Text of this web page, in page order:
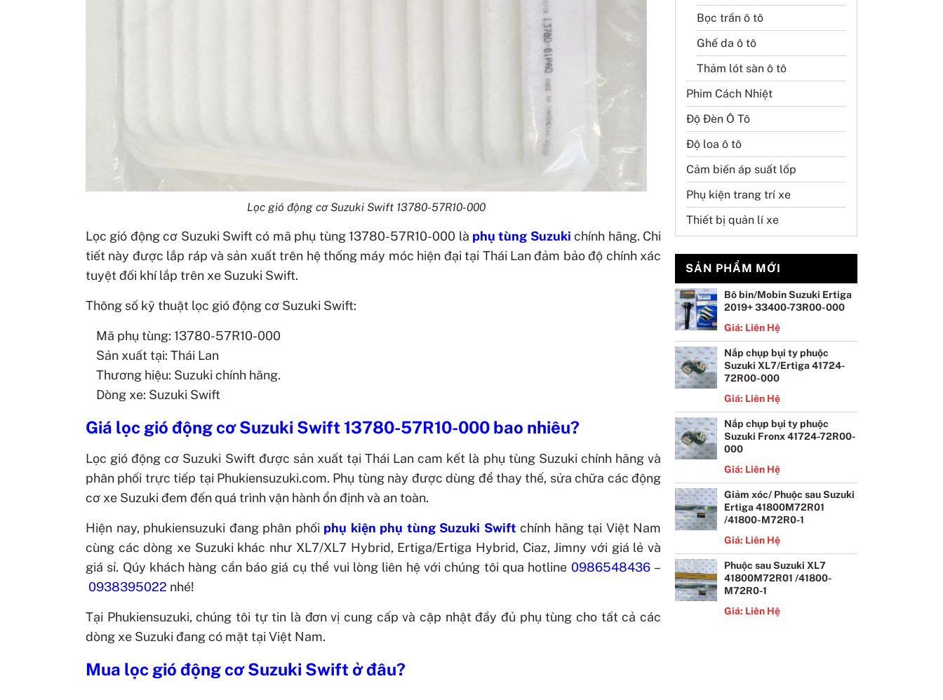
Lọc gió động cơ Suzuki Swift 13780-57R10-000
Lọc gió động cơ Suzuki Swift có mã phụ tùng 13780-57R10-000 là phụ tùng Suzuki chính hãng. Chi
tiết này được lắp ráp và sản xuất trên hệ thống máy móc hiện đại tại Thái Lan đảm bảo độ chính xác
tuyệt đối khí lắp trên xe Suzuki Swift.
Thông số kỹ thuật lọc gió động cơ Suzuki Swift:
Mã phụ tùng: 13780-57R10-000
Sản xuất tại: Thái Lan
Thương hiệu: Suzuki chính hãng.
Dòng xe: Suzuki Swift
Giá lọc gió động cơ Suzuki Swift 13780-57R10-000 bao nhiêu?
Lọc gió động cơ Suzuki Swift được sản xuất tại Thái Lan cam kết là phụ tùng Suzuki chính hãng và
phân phối trực tiếp tại Phukiensuzuki.com. Phụ tùng này được dùng để thay thế, sửa chữa các động
cơ xe Suzuki đem đến quá trình vận hành ổn định và an toàn.
Hiện nay, phukiensuzuki đang phân phối phụ kiện phụ tùng Suzuki Swift chính hãng tại Việt Nam
cùng các dòng xe Suzuki khác như XL7/XL7 Hybrid, Ertiga/Ertiga Hybrid, Ciaz, Jimny với giá lẻ và
giá sỉ. Qúy khách hàng cần báo giá cụ thể vui lòng liên hệ với chúng tôi qua hotline 0986548436–
0938395022 nhé!
Tại Phukiensuzuki, chúng tôi tự tin là đơn vị cung cấp và cập nhật đầy đủ phụ tùng cho tất cả các
dòng xe Suzuki đang có mặt tại Việt Nam.
Mua lọc gió động cơ Suzuki Swift ở đâu?
Bọc trần ô tô
Ghế da ô tô
Thảm lót sàn ô tô
Phim Cách Nhiệt
Độ Đèn Ô Tô
Độ loa ô tô
Cảm biến áp suất lốp
Phụ kiện trang trí xe
Thiết bị quản lí xe
SẢN PHẨM MỚI
Bô bin/Mobin Suzuki Ertiga
2019+ 33400-73R00-000
Giá: Liên Hệ
Nắp chụp bụi ty phuộc
Suzuki XL7/Ertiga 41724-
72R00-000
Giá: Liên Hệ
Nắp chụp bụi ty phuộc
Suzuki Fronx 41724-72R00-
000
Giá: Liên Hệ
Giảm xóc/ Phuộc sau Suzuki
Ertiga 41800M72R01
/41800-M72R0-1
Giá: Liên Hệ
Phuộc sau Suzuki XL7
41800M72R01 /41800-
M72R0-1
Giá: Liên Hệ